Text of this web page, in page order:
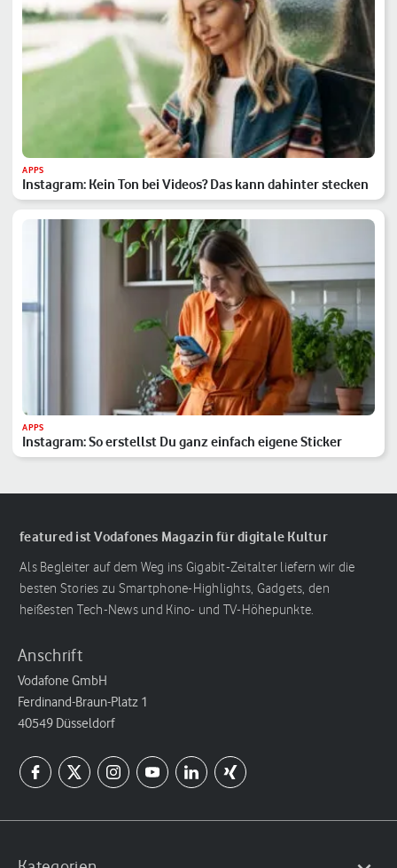
APPS
Instagram: Kein Ton bei Videos? Das kann dahinter stecken
APPS
Instagram: So erstellst Du ganz einfach eigene Sticker
featured ist Vodafones Magazin für digitale Kultur
Als Begleiter auf dem Weg ins Gigabit-Zeitalter liefern wir die
besten Stories zu Smartphone-Highlights, Gadgets, den
heißesten Tech-News und Kino- und TV-Höhepunkte.
Anschrift
Vodafone GmbH
Ferdinand-Braun-Platz 1
40549 Düsseldorf